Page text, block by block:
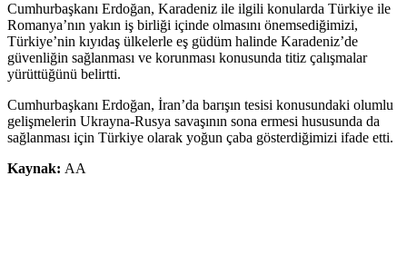
Cumhurbaşkanı Erdoğan, Karadeniz ile ilgili konularda Türkiye ile
Romanya’nın yakın iş birliği içinde olmasını önemsediğimizi,
Türkiye’nin kıyıdaş ülkelerle eş güdüm halinde Karadeniz’de
güvenliğin sağlanması ve korunması konusunda titiz çalışmalar
yürüttüğünü belirtti.
Cumhurbaşkanı Erdoğan, İran’da barışın tesisi konusundaki olumlu
gelişmelerin Ukrayna-Rusya savaşının sona ermesi hususunda da
sağlanması için Türkiye olarak yoğun çaba gösterdiğimizi ifade etti.
Kaynak: AA